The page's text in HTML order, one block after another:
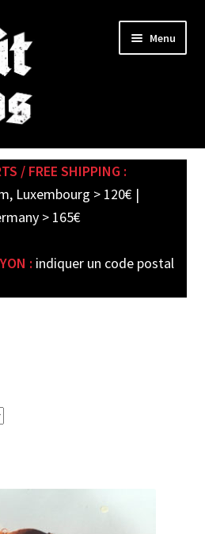
Menu
child
/ FREE SHIPPING :
Luxembourg > 120€ |
> 165€
: indiquer un code postal